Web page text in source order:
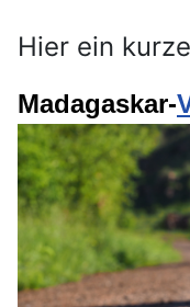
Hier ein
Madagaskar-